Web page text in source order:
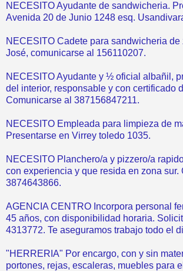
NECESITO Ayudante de sandwicheria.
Avenida 20 de Junio 1248 esq.
NECESITO Cadete para sandwicheria
José, comunicarse al 156110207.
NECESITO Ayudante y ½ oficial albañil,
del interior, responsable y con certificado
Comunicarse al 387156847211.
NECESITO Empleada para limpieza de
Presentarse en Virrey toledo 1035.
NECESITO Planchero/a y pizzero/a
con experiencia y que resida en zona sur.
3874643866.
AGENCIA CENTRO Incorpora personal
45 años, con disponibilidad horaria.
4313772. Te aseguramos trabajo todo el
"HERRERIA" Por encargo, con y sin
portones, rejas, escaleras, muebles para